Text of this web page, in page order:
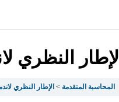
الإطار النظري
المحاسبة المتقدمة الإطار النظري